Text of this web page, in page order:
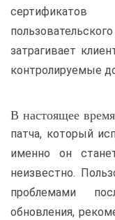
затрагивает
контролируемые
В настоящее
патча, который
именно он
неизвестно.
проблемами
обновления,